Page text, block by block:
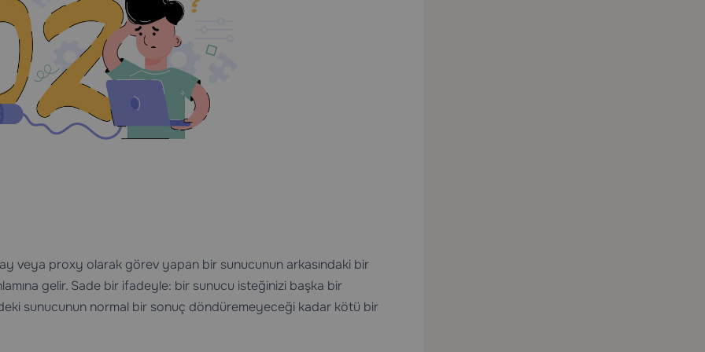
veya proxy olarak görev yapan bir sunucunun arkasındaki bir
gelir. Sade bir ifadeyle: bir sunucu isteğinizi başka bir
sunucunun normal bir sonuç döndüremeyeceği kadar kötü bir